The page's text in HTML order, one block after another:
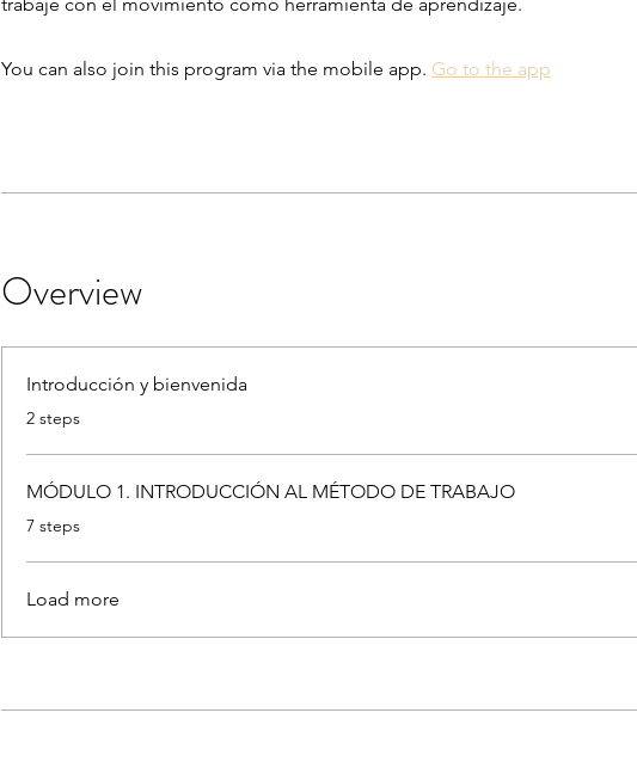
You can also join this program via the mobile app. Go to the app
Overview
Introducción y bienvenida
.
2 steps
MÓDULO 1. INTRODUCCIÓN AL MÉTODO DE TRABAJO
.7 steps
Load more